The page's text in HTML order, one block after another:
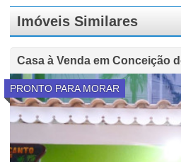
Imóveis Similares
Casa à Venda em Conceição
PRONTO PARA MORAR